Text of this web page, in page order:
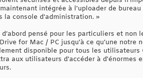
intégrée à l'uploader de
la console d'administration. »
pensé pour les particuliers et non
for Mac / PC jusqu'à ce qu’une notre
disponible pour tous les utilisateurs
aux utilisateurs d'accéder à d'énormes